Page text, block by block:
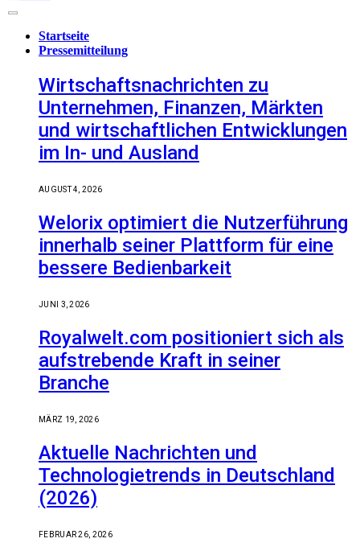
Startseite
Pressemitteilung
Wirtschaftsnachrichten zu
Unternehmen, Finanzen, Märkten
und wirtschaftlichen Entwicklungen
im In- und Ausland
AUGUST 4, 2026
Welorix optimiert die Nutzerführung
innerhalb seiner Plattform für eine
bessere Bedienbarkeit
JUNI 3, 2026
Royalwelt.com positioniert sich als
aufstrebende Kraft in seiner
Branche
MÄRZ 19, 2026
Aktuelle Nachrichten und
Technologietrends in Deutschland
(2026)
FEBRUAR 26, 2026